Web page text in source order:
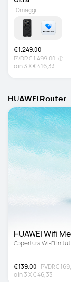
€ 1.249,00
PVDR€ 1.499,00
o in3X€ 416,33
Omaggi
HUAWEI Router
HUAWEI Wifi
Copertura Wi-Fi in
€ 139,00 PVDR€
o in3X€ 46,33